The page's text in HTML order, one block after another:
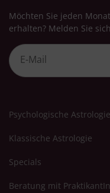
Möchten Sie jeden
erhalten? Melden Sie
Psychologische Astrologie
Klassische Astrologie
Specials
Beratung mit